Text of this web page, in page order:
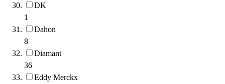
DK
1
Dahon
8
Diamant
36
Eddy Merckx